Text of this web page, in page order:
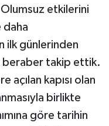
etkilerini
daha
ilk günlerinden
beraber takip ettik.
açılan kapısı olan
birlikte
göre tarihin